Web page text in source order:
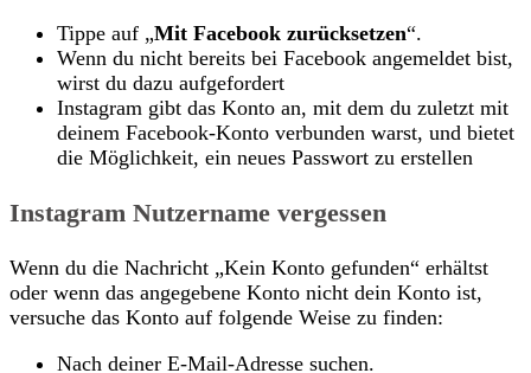
Tippe auf „Mit Facebook zurücksetzen“.
Wenn du nicht bereits bei Facebook angemeldet bist,
wirst du dazu aufgefordert
Instagram gibt das Konto an, mit dem du zuletzt mit
deinem Facebook-Konto verbunden warst, und bietet
die Möglichkeit, ein neues Passwort zu erstellen
Instagram Nutzername vergessen
Wenn du die Nachricht „Kein Konto gefunden“ erhältst
oder wenn das angegebene Konto nicht dein Konto ist,
versuche das Konto auf folgende Weise zu finden:
Nach deiner E-Mail-Adresse suchen.